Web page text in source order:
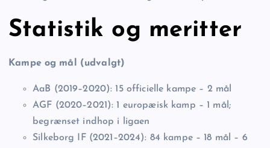
Statistik og meritter
Kampe og mål (udvalgt)
AaB (2019–2020): 15 officielle kampe – 2 mål
AGF (2020–2021): 1 europæisk kamp – 1 mål;
begrænset indhop i ligaen
Silkeborg IF (2021–2024): 84 kampe – 18 mål – 6